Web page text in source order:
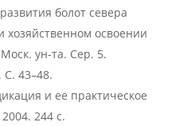
болот севера
освоении
ун-та. Сер. 5.
43–48.
и ее практическое
244 с.